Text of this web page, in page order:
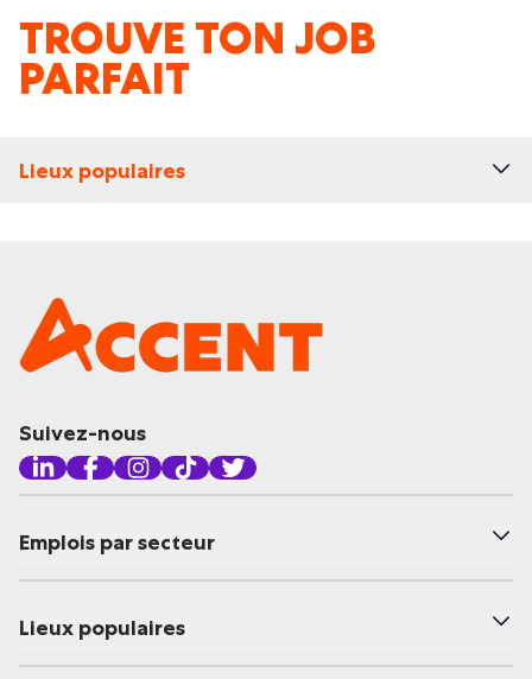
TROUVE TON JOB
PARFAIT
Lieux populaires
Suivez-nous
Emplois par secteur
Lieux populaires